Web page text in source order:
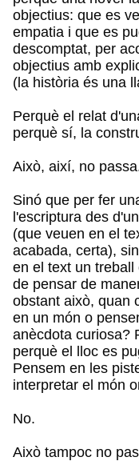
objectius: que es
empatia i que es
descomptat, per
objectius amb
(la història és una
Perquè el relat
perquè sí, la
Això, així, no
Sinó que per fer
l'escriptura des
(que veuen en el
acabada, certa),
en el text un
de pensar de
obstant això, quan
en un món o
anècdota curiosa?
perquè el lloc es
Pensem en les
interpretar el món
No.
Això tampoc no